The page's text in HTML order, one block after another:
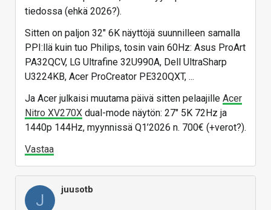
tiedossa (ehkä 2026?).
Sitten on paljon 32" 6K näyttöjä suunnilleen samalla
PPI:llä kuin tuo Philips, tosin vain 60Hz: Asus ProArt
PA32QCV, LG Ultrafine 32U990A, Dell UltraSharp
U3224KB, Acer ProCreator PE320QXT, ...
Ja Acer julkaisi muutama päivä sitten pelaajille Acer
Nitro XV270X dual-mode näytön: 27" 5K 72Hz ja
1440p 144Hz, myynnissä Q1’2026 n. 700€ (+verot?).
Vastaa
J
juusotb